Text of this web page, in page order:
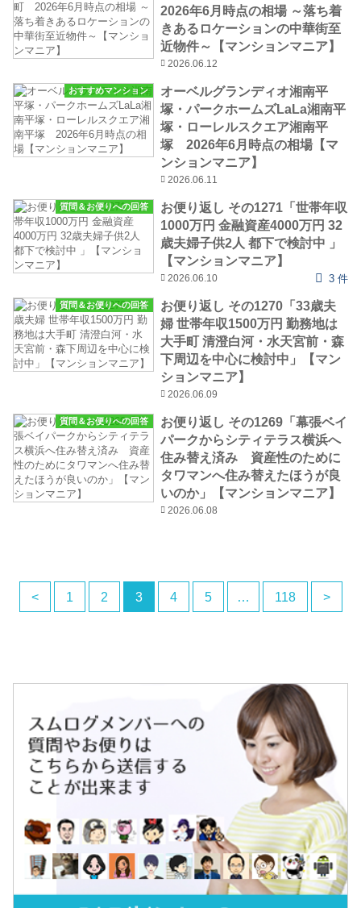
2026年6月時点の相場 ～落ち着
きあるロケーションの中華街至
近物件～【マンションマニア】
2026.06.12
おすすめマンション
オーベルグランディオ湘南平
塚・パークホームズLaLa湘南平
塚・ローレルスクエア湘南平
塚 2026年6月時点の相場【マ
ンションマニア】
2026.06.11
質問＆お便りへの回答
お便り返し その1271「世帯年収
1000万円 金融資産4000万円 32
歳夫婦子供2人 都下で検討中 」
【マンションマニア】
2026.06.10 3 件
質問＆お便りへの回答
お便り返し その1270「33歳夫
婦 世帯年収1500万円 勤務地は
大手町 清澄白河・水天宮前・森
下周辺を中心に検討中」【マン
ションマニア】
2026.06.09
質問＆お便りへの回答
お便り返し その1269「幕張ベイ
パークからシティテラス横浜へ
住み替え済み 資産性のために
タワマンへ住み替えたほうが良
いのか」【マンションマニア】
2026.06.08
< 1 2 3 4 5 … 118 >